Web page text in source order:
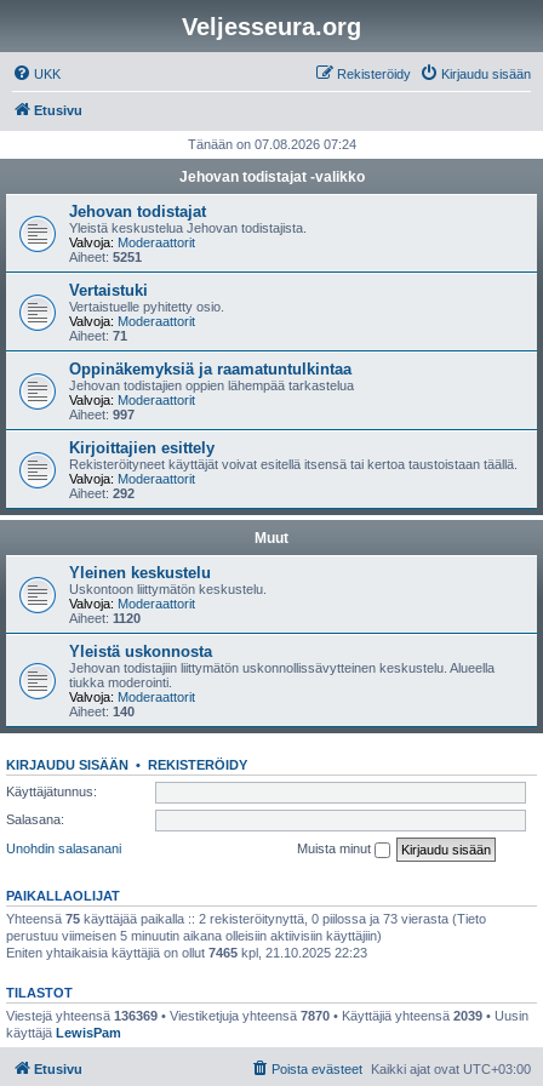
Veljesseura.org
UKK Kirjaudu sisään
Rekisteröidy
Etusivu
Tänään on 07.08.2026 07:24
Jehovan todistajat -valikko
Jehovan todistajat
Yleistä keskustelua Jehovan todistajista.
Valvoja: Moderaattorit
Aiheet: 5251
Vertaistuki
Vertaistuelle pyhitetty osio.
Valvoja: Moderaattorit
Aiheet: 71
Oppinäkemyksiä ja raamatuntulkintaa
Jehovan todistajien oppien lähempää tarkastelua
Valvoja: Moderaattorit
Aiheet: 997
Kirjoittajien esittely
Rekisteröityneet käyttäjät voivat esitellä itsensä tai kertoa taustoistaan täällä.
Valvoja: Moderaattorit
Aiheet: 292
Muut
Yleinen keskustelu
Uskontoon liittymätön keskustelu.
Valvoja: Moderaattorit
Aiheet: 1120
Yleistä uskonnosta
Jehovan todistajiin liittymätön uskonnollissävytteinen keskustelu. Alueella
tiukka moderointi.
Valvoja: Moderaattorit
Aiheet: 140
KIRJAUDU SISÄÄN • REKISTERÖIDY
Käyttäjätunnus:
Salasana:
Unohdin salasanani
Muista minut
PAIKALLAOLIJAT
Yhteensä 75 käyttäjää paikalla :: 2 rekisteröitynyttä, 0 piilossa ja 73 vierasta (Tieto
perustuu viimeisen 5 minuutin aikana olleisiin aktiivisiin käyttäjiin)
Eniten yhtaikaisia käyttäjiä on ollut 7465 kpl, 21.10.2025 22:23
TILASTOT
Viestejä yhteensä 136369 • Viestiketjuja yhteensä 7870 • Käyttäjiä yhteensä 2039 • Uusin
käyttäjä LewisPam
Etusivu Kaikki ajat ovat UTC+03:00
Poista evästeet